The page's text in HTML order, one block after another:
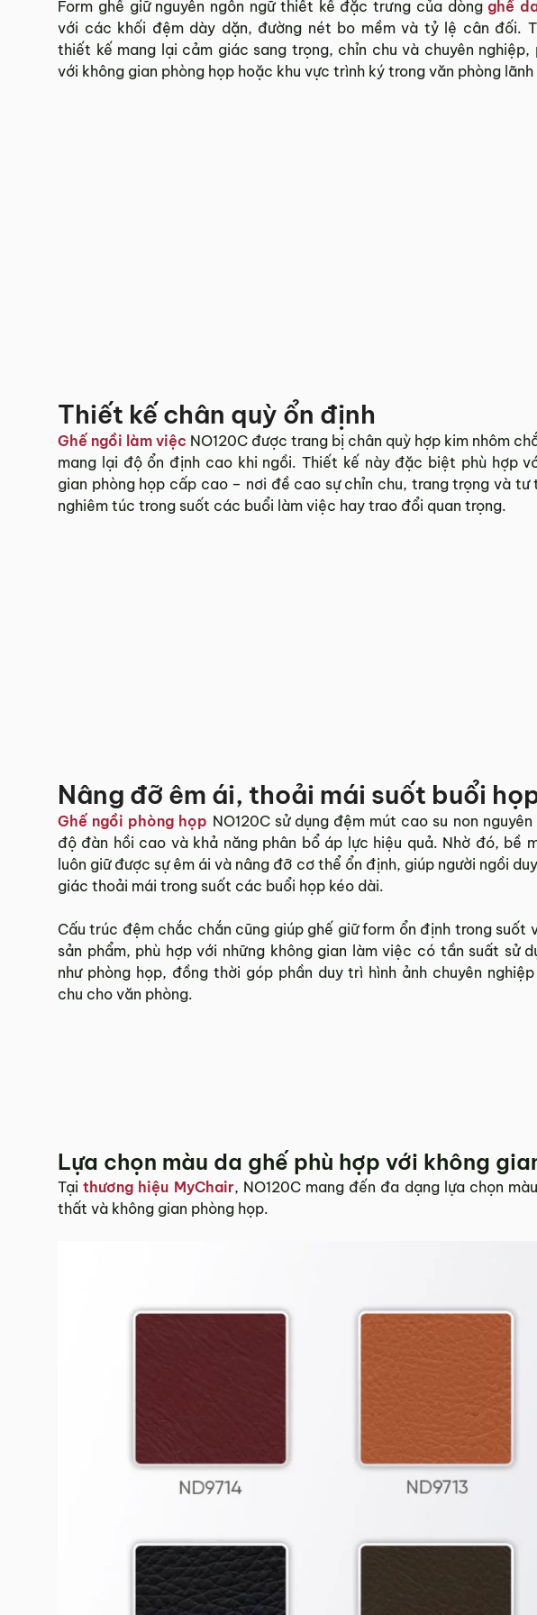
Form ghế giữ nguyên ngôn ngữ thiết kế đặc trưng của dòngghế
với các khối đệm dày dặn, đường nét bo mềm và tỷ lệ cân đối.
thiết kế mang lại cảm giác sang trọng, chỉn chu và chuyên nghiệp,
với không gian phòng họp hoặc khu vực trình ký trong văn phòng
Thiết kế chân quỳ ổn định
Ghế ngồi làm việc NO120C được trang bị chân quỳ hợp kim nhôm
mang lại độ ổn định cao khi ngồi. Thiết kế này đặc biệt phù hợp
gian phòng họp cấp cao – nơi đề cao sự chỉn chu, trang trọng và tư
nghiêm túc trong suốt các buổi làm việc hay trao đổi quan trọng.
Nâng đỡ êm ái, thoải mái suốt buổi
Ghế ngồi phòng họp NO120C sử dụng đệm mút cao su non
độ đàn hồi cao và khả năng phân bổ áp lực hiệu quả. Nhờ đó, bề
luôn giữ được sự êm ái và nâng đỡ cơ thể ổn định, giúp người ngồi
giác thoải mái trong suốt các buổi họp kéo dài.
Cấu trúc đệm chắc chắn cũng giúp ghế giữ form ổn định trong suốt
sản phẩm, phù hợp với những không gian làm việc có tần suất sử
như phòng họp, đồng thời góp phần duy trì hình ảnh chuyên
chu cho văn phòng.
Lựa chọn màu da ghế phù hợp với không
Tạithương hiệu MyChair, NO120C mang đến đa dạng lựa chọn
thất và không gian phòng họp.
Hotline: 0942 902 468(Call, Zalo)
Email: info@mychair.vn